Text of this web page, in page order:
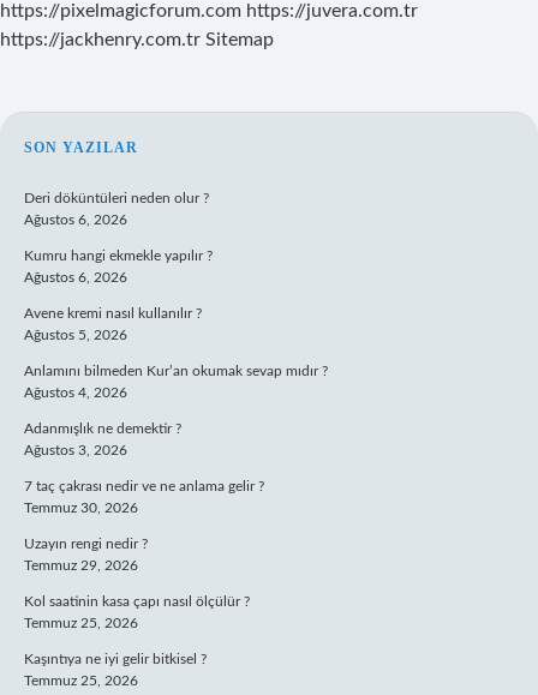
https://pixelmagicforum.com https://juvera.com.tr
https://jackhenry.com.tr Sitemap
SIDEBAR
SON YAZILAR
Deri döküntüleri neden olur ?
Ağustos 6, 2026
Kumru hangi ekmekle yapılır ?
Ağustos 6, 2026
Avene kremi nasıl kullanılır ?
Ağustos 5, 2026
Anlamını bilmeden Kur’an okumak sevap mıdır ?
Ağustos 4, 2026
Adanmışlık ne demektir ?
Ağustos 3, 2026
7 taç çakrası nedir ve ne anlama gelir ?
Temmuz 30, 2026
Uzayın rengi nedir ?
Temmuz 29, 2026
Kol saatinin kasa çapı nasıl ölçülür ?
Temmuz 25, 2026
Kaşıntıya ne iyi gelir bitkisel ?
Temmuz 25, 2026